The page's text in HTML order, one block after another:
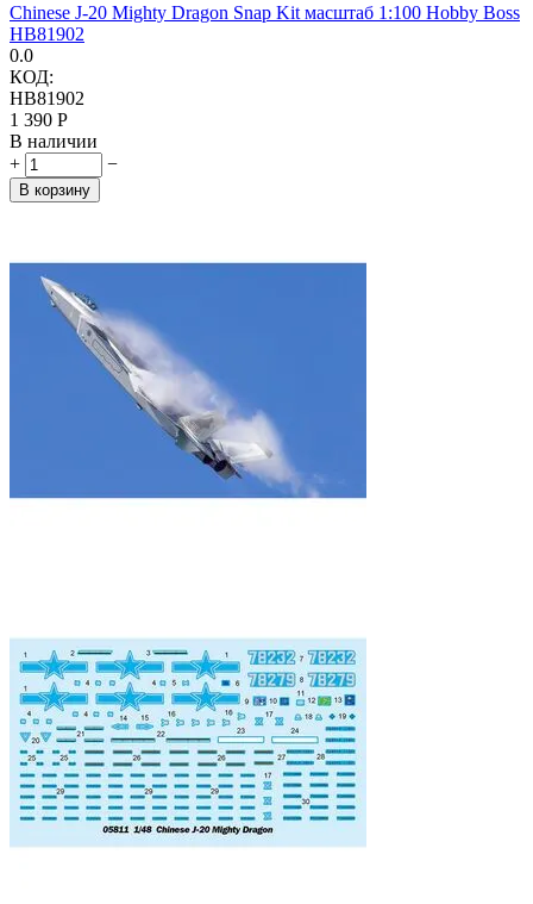
Chinese J-20 Mighty Dragon Snap Kit масштаб 1:100 Hobby Boss
HB81902
0.0
КОД:
HB81902
1 390 Р
В наличии
+
−
В корзину